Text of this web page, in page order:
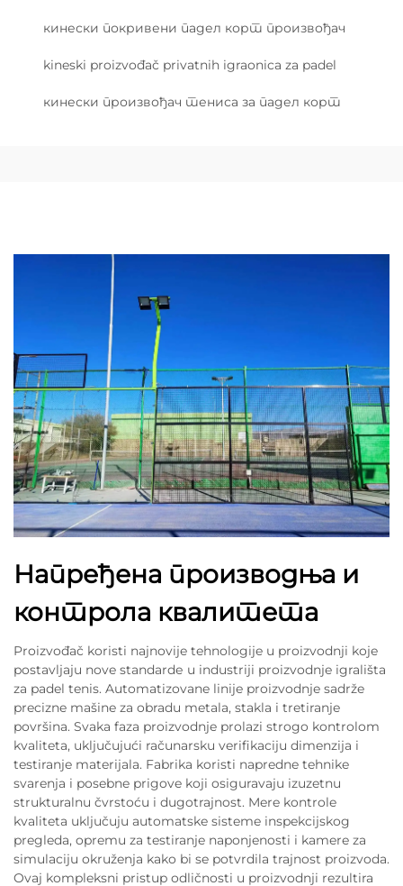
кинески покривени падел корт произвођач
kineski proizvođač privatnih igraonica za padel
кинески произвођач тениса за падел корт
Напређена производња и
контрола квалитета
Proizvođač koristi najnovije tehnologije u proizvodnji koje
postavljaju nove standardе u industriji proizvodnje igrališta
za padel tenis. Automatizovane linije proizvodnje sadrže
precizne mašine za obradu metala, stakla i tretiranje
površina. Svaka faza proizvodnje prolazi strogo kontrolom
kvaliteta, uključujući računarsku verifikaciju dimenzija i
testiranje materijala. Fabrika koristi napredne tehnike
svarenja i posebne prigove koji osiguravaju izuzetnu
strukturalnu čvrstoću i dugotrajnost. Mere kontrole
kvaliteta uključuju automatske sisteme inspekcijskog
pregleda, opremu za testiranje naponjenosti i kamere za
simulaciju okruženja kako bi se potvrdila trajnost proizvoda.
Ovaj kompleksni pristup odličnosti u proizvodnji rezultira